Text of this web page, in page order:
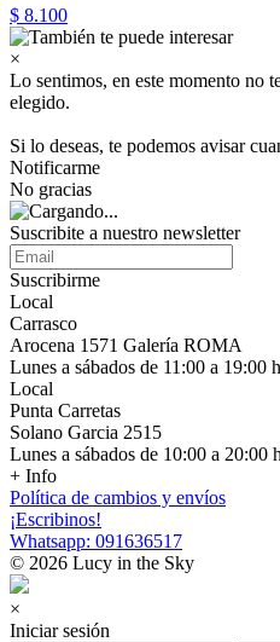
$ 8.100
×
Lo sentimos, en este momento no
elegido.
Si lo deseas, te podemos avisar
Notificarme
No gracias
Suscribite a nuestro newsletter
Suscribirme
Local
Carrasco
Arocena 1571 Galería ROMA
Lunes a sábados de 11:00 a 19:00
Local
Punta Carretas
Solano Garcia 2515
Lunes a sábados de 10:00 a 20:00 h
+ Info
Política de cambios y envíos
¡Escribinos!
Whatsapp: 091636517
© 2026 Lucy in the Sky
×
Iniciar sesión